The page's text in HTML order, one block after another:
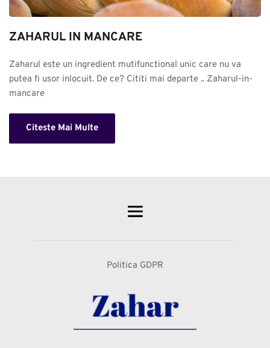
ZAHARUL IN MANCARE
Zaharul este un ingredient mutifunctional unic care nu va
putea fi usor inlocuit. De ce? Cititi mai departe .. Zaharul-in-
mancare
Citeste Mai Multe
Politica GDPR